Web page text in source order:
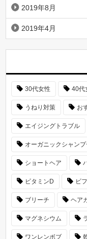
2019年8月
2019年4月
30代女性 40代
うねり対策 お
エイジングトラブル
オーガニックシャンプ
ショートヘア
ビタミンD ビ
ブリーチ ヘア
マグネシウム
ワンレンボブ